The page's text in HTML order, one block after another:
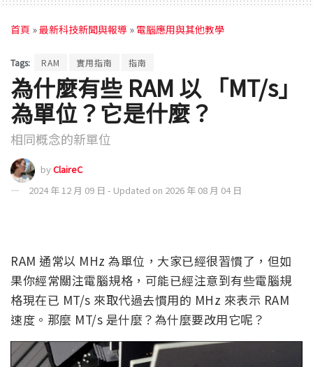
首頁 »最新科技新聞與報導 » 電腦應用與其他教學
Tags: RAM 實用指南 指南
為什麼有些 RAM 以 「MT/s」
為單位？它是什麼？
相同概念的新單位
byClaireC
2024 年 12 月 09 日 - Updated on 2026 年 08 月 04 日
RAM 通常以 MHz 為單位，大家已經很習慣了，但如
果你經常關注電腦規格，可能已經注意到有些電腦規
格現在已 MT/s 來取代過去慣用的 MHz 來表示 RAM
速度。那麼 MT/s 是什麼？為什麼要改用它呢？